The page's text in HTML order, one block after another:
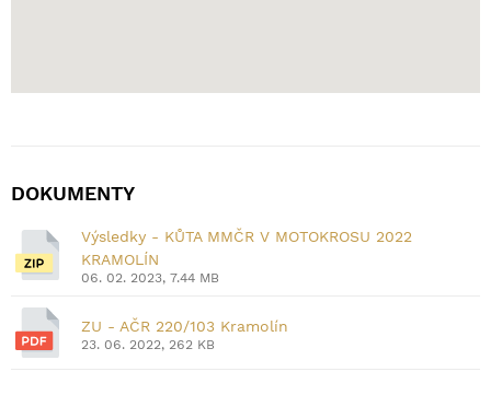
DOKUMENTY
Výsledky - KŮTA MMČR V MOTOKROSU 2022
KRAMOLÍN
06. 02. 2023, 7.44 MB
ZU - AČR 220/103 Kramolín
23. 06. 2022, 262 KB